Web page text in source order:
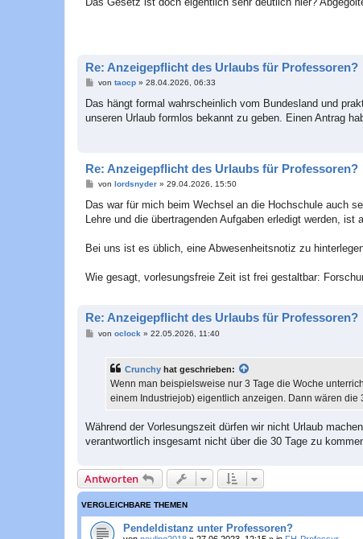
Re: Anzeigepflicht des Urlaubs für Professoren?
B
i
r
von taocp» 28.04.2026, 06:33
Das hängt formal wahrscheinlich vom Bundesland und
unseren Urlaub formlos bekannt zu geben. Einen Antrag
Re: Anzeigepflicht des Urlaubs für Professoren?
B
i
r
von lordsnyder» 29.04.2026, 15:50
Das war für mich beim Wechsel an die Hochschule auch
Lehre und die übertragenden Aufgaben erledigt werden,
Bei uns ist es üblich, eine Abwesenheitsnotiz zu
Wie gesagt, vorlesungsfreie Zeit ist frei gestaltbar:
Re: Anzeigepflicht des Urlaubs für Professoren?
Bvon oclock » 22.05.2026, 11:40
Crunchy hat geschrieben:
Wenn man beispielsweise nur 3 Tage die Woche
einem Industriejob) eigentlich anzeigen. Dann wären die
Während der Vorlesungszeit dürfen wir nicht Urlaub
verantwortlich insgesamt nicht über die 30 Tage zu
Antworten
VERGLEICHBARE THEMEN
Pendeldistanz unter Professoren?